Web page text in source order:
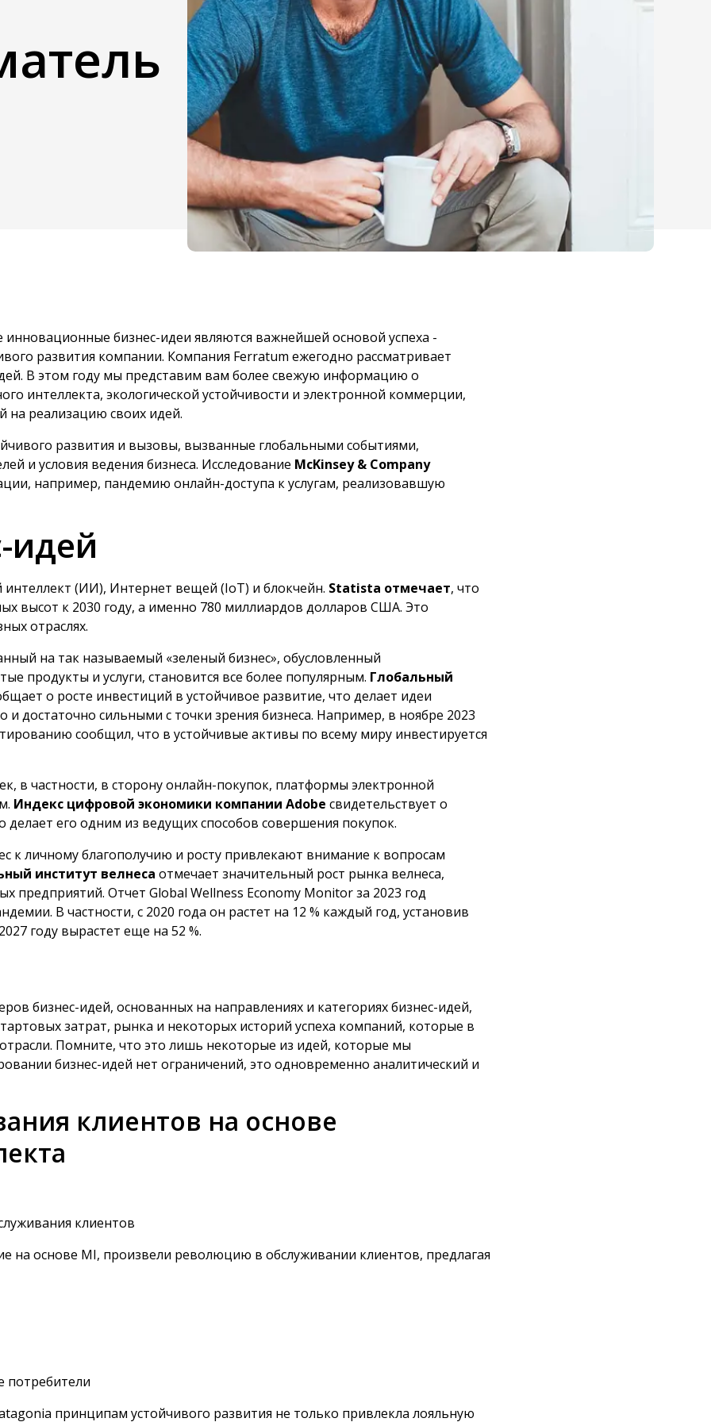
бизнес-идеи являются важнейшей основой успеха -
развития компании. Компания Ferratum ежегодно рассматривает
В этом году мы представим вам более свежую информацию о
интеллекта, экологической устойчивости и электронной коммерции,
реализацию своих идей.
развития и вызовы, вызванные глобальными событиями,
и условия ведения бизнеса. Исследование McKinsey & Company
например, пандемию онлайн-доступа к услугам, реализовавшую
идей
интеллект (ИИ), Интернет вещей (IoT) и блокчейн. Statista отмечает, что
высот к 2030 году, а именно 780 миллиардов долларов США. Это
отраслях.
на так называемый «зеленый бизнес», обусловленный
продукты и услуги, становится все более популярным. Глобальный
о росте инвестиций в устойчивое развитие, что делает идеи
и достаточно сильными с точки зрения бизнеса. Например, в ноябре 2023
сообщил, что в устойчивые активы по всему миру инвестируется
в частности, в сторону онлайн-покупок, платформы электронной
Индекс цифровой экономики компании Adobe свидетельствует о
его одним из ведущих способов совершения покупок.
к личному благополучию и росту привлекают внимание к вопросам
институт велнеса отмечает значительный рост рынка велнеса,
предприятий. Отчет Global Wellness Economy Monitor за 2023 год
В частности, с 2020 года он растет на 12 % каждый год, установив
году вырастет еще на 52 %.
бизнес-идей, основанных на направлениях и категориях бизнес-идей,
затрат, рынка и некоторых историй успеха компаний, которые в
Помните, что это лишь некоторые из идей, которые мы
бизнес-идей нет ограничений, это одновременно аналитический и
клиентов на основе
клиентов
на основе MI, произвели революцию в обслуживании клиентов, предлагая
потребители
принципам устойчивого развития не только привлекла лояльную